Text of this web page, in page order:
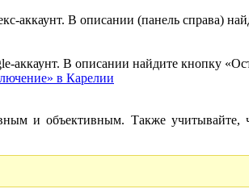
аккаунт. В описании (панель справа)
аккаунт. В описании найдите кнопку
в Карелии
и объективным. Также